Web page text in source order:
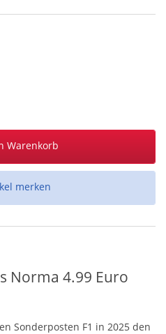
Warenkorb
merken
Norma 4.99 Euro
Sonderposten F1 in 2025 den